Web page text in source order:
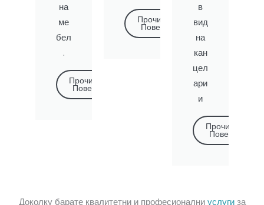
на
ме
бел
.
Прочитај
Повеќе
Прочитај
Повеќе
в
вид
на
кан
цел
ари
и
Прочитај
Повеќе
Доколку барате квалитетни и професионални услугиза